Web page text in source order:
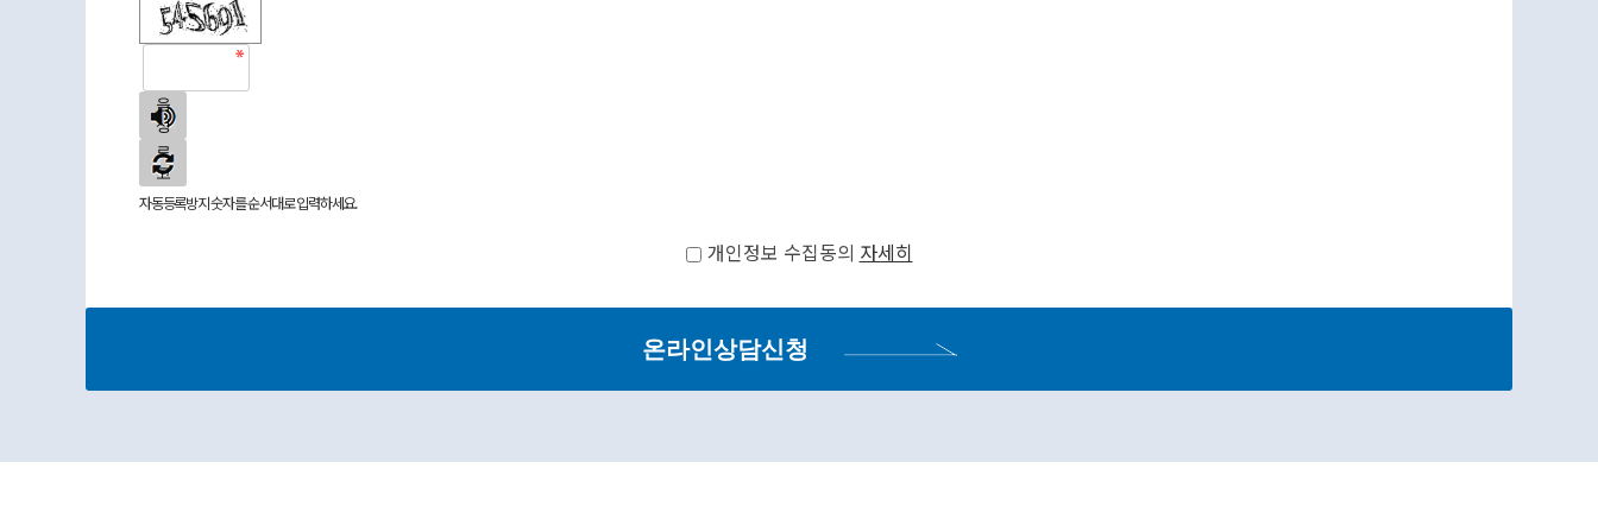
음
성
듣
기
새
로
고
침
자동등록방지 숫자를 순서대로 입력하세요.
개인정보 수집동의 자세히
온라인상담신청